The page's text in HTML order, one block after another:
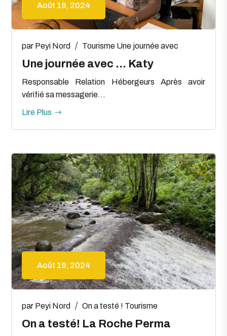
Août 19, 2024
Une journée avec … Katy
par Peyi Nord Tourisme Une journée avec
Responsable Relation Hébergeurs Après avoir
vérifié sa messagerie...
Lire Plus
Août 19, 2024
On a testé! La Roche Perma
par Peyi Nord On a testé ! Tourisme